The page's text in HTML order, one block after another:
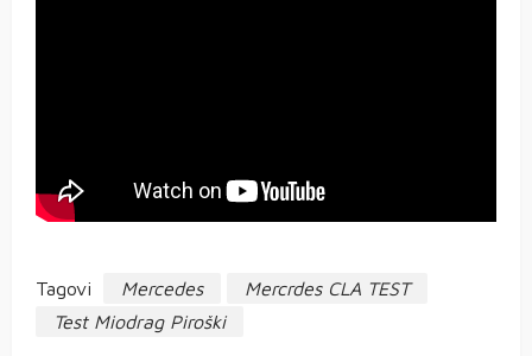
Tagovi Mercedes
Mercrdes CLA TEST
Test Miodrag Piroški